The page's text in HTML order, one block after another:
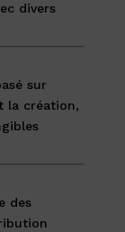
divers
sur
la création,
des